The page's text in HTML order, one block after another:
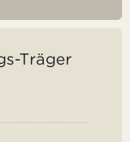
Träger